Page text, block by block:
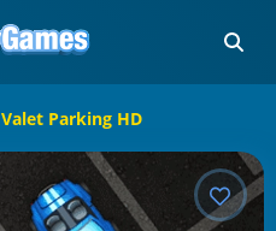
Valet Parking HD